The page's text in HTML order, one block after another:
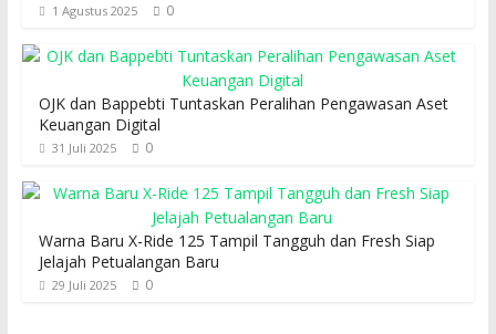
1 Agustus 2025 0
OJK dan Bappebti Tuntaskan Peralihan Pengawasan Aset
Keuangan Digital
31 Juli 2025 0
Warna Baru X-Ride 125 Tampil Tangguh dan Fresh Siap
Jelajah Petualangan Baru
29 Juli 2025 0